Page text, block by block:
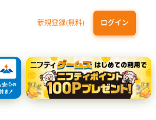
新規登録(無料) ログイン
ード ゴールド（NL）（家族カード発行）
ディズニープラス) セットプラン
）